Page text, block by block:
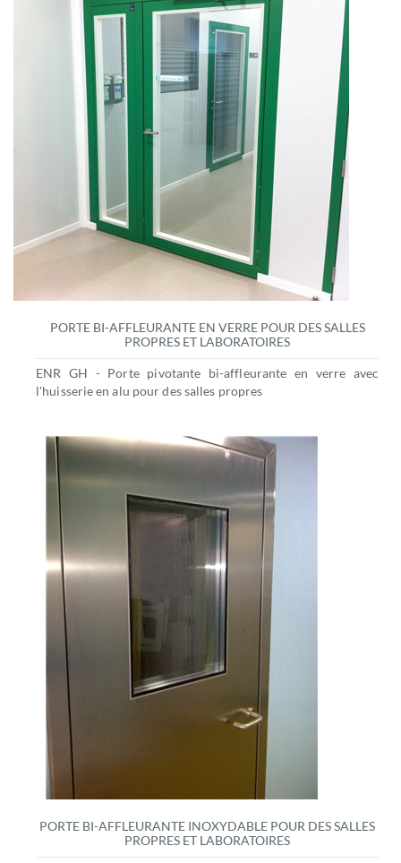
PORTE BI-AFFLEURANTE EN VERRE POUR DES SALLES
PROPRES ET LABORATOIRES
ENR GH - Porte pivotante bi-affleurante en verre avec
l'huisserie en alu pour des salles propres
PORTE BI-AFFLEURANTE INOXYDABLE POUR DES SALLES
PROPRES ET LABORATOIRES